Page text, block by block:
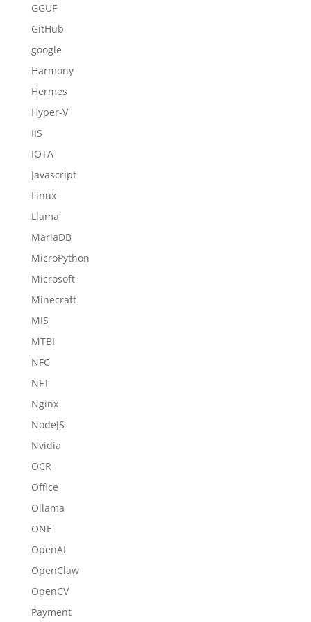
GGUF
GitHub
google
Harmony
Hermes
Hyper-V
IIS
IOTA
Javascript
Linux
Llama
MariaDB
MicroPython
Microsoft
Minecraft
MIS
MTBI
NFC
NFT
Nginx
NodeJS
Nvidia
OCR
Office
Ollama
ONE
OpenAI
OpenClaw
OpenCV
Payment